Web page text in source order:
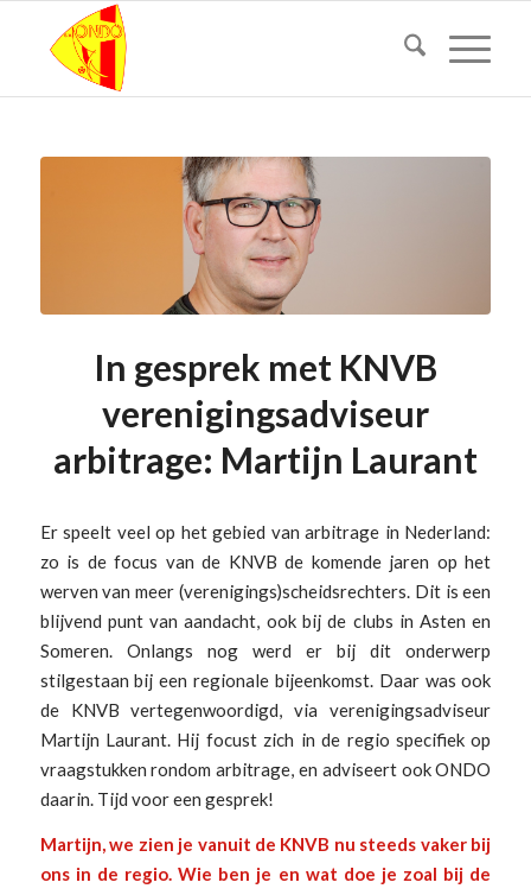
In gesprek met KNVB
verenigingsadviseur
arbitrage: Martijn Laurant
Er speelt veel op het gebied van arbitrage in Nederland:
zo is de focus van de KNVB de komende jaren op het
werven van meer (verenigings)scheidsrechters. Dit is een
blijvend punt van aandacht, ook bij de clubs in Asten en
Someren. Onlangs nog werd er bij dit onderwerp
stilgestaan bij een regionale bijeenkomst. Daar was ook
de KNVB vertegenwoordigd, via verenigingsadviseur
Martijn Laurant. Hij focust zich in de regio specifiek op
vraagstukken rondom arbitrage, en adviseert ook ONDO
daarin. Tijd voor een gesprek!
Martijn, we zien je vanuit de KNVB nu steeds vaker bij
ons in de regio. Wie ben je en wat doe je zoal bij de